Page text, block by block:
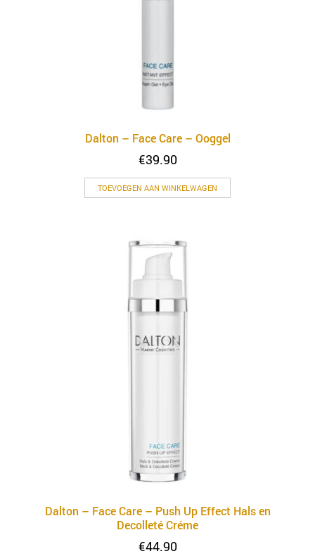
Dalton – Face Care – Ooggel
€39.90
TOEVOEGEN AAN WINKELWAGEN
Dalton – Face Care – Push Up Effect Hals en
Decolleté Créme
€44.90